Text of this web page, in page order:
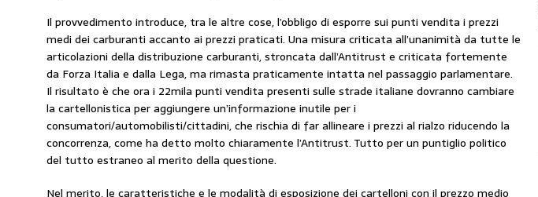
Il provvedimento introduce, tra le altre cose, l’obbligo di esporre sui punti vendita i prezzi
medi dei carburanti accanto ai prezzi praticati. Una misura criticata all’unanimità da tutte le
articolazioni della distribuzione carburanti, stroncata dall’Antitrust e criticata fortemente
da Forza Italia e dalla Lega, ma rimasta praticamente intatta nel passaggio parlamentare.
Il risultato è che ora i 22mila punti vendita presenti sulle strade italiane dovranno cambiare
la cartellonistica per aggiungere un’informazione inutile per i
consumatori/automobilisti/cittadini, che rischia di far allineare i prezzi al rialzo riducendo la
concorrenza, come ha detto molto chiaramente l’Antitrust. Tutto per un puntiglio politico
del tutto estraneo al merito della questione.
Nel merito, le caratteristiche e le modalità di esposizione dei cartelloni con il prezzo medio